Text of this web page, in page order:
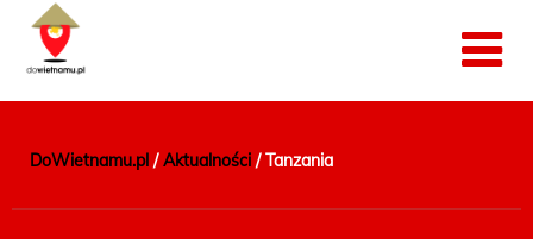
DoWietnamu.pl /Aktualności /Tanzania